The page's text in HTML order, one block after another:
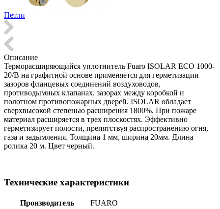
Петли
Описание
Терморасширяющийся уплотнитель Fuaro ISOLAR ECO 1000-
20/B на графитной основе применяется для герметизации
зазоров фланцевых соединений воздуховодов,
противодымных клапанах, зазорах между коробкой и
полотном противопожарных дверей. ISOLAR обладает
сверхвысокой степенью расширения 1800%. При пожаре
материал расширяется в трех плоскостях. Эффективно
герметизирует полости, препятствуя распространению огня,
газа и задымления. Толщина 1 мм, ширина 20мм. Длина
ролика 20 м. Цвет черный.
Технические характеристики
Производитель
FUARO